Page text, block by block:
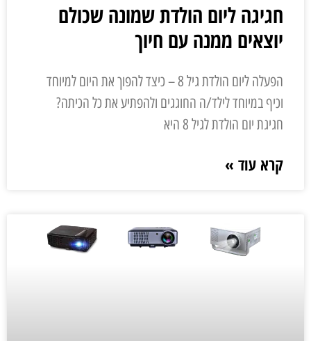
חגיגה ליום הולדת שמונה שכולם
יוצאים ממנה עם חיוך
הפעלה ליום הולדת גיל 8 – כיצד להפוך את היום למיוחד
וכיף במיוחד לילד/ה החוגגים ולהפתיע את כל הכיתה?
חגיגת יום הולדת לגיל 8 היא
קרא עוד »